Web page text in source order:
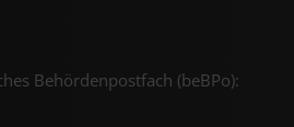
Behördenpostfach (beBPo):